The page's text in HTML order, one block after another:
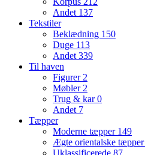
Andet 137
Tekstiler
Beklædning 150
Duge 113
Andet339
Til haven
Figurer2
Møbler2
Trug & kar0
Andet 7
Tæpper
Moderne tæpper 149
Ægte orientalske tæpper